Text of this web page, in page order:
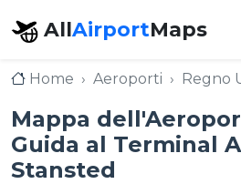
AllAirportMaps
Home Aeroporti Regno
Mappa
Guida al Terminal
Stansted